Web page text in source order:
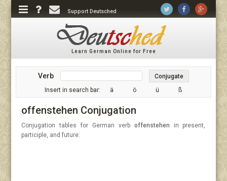
Support Deutsched
Learn German Online for Free
Verb
Conjugate
Insert in search bar:
ä ö ü ß
offenstehen Conjugation
Conjugation tables for German verb offenstehen in present,
participle, and future: